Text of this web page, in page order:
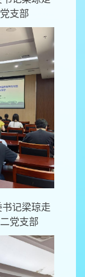
支部
记梁琼走
党支部